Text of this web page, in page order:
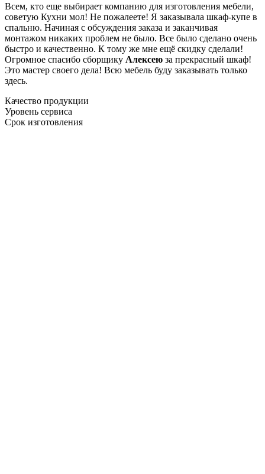
Всем, кто еще выбирает компанию для изготовления мебели,
советую Кухни мол! Не пожалеете! Я заказывала шкаф-купе в
спальню. Начиная с обсуждения заказа и заканчивая
монтажом никаких проблем не было. Все было сделано очень
быстро и качественно. К тому же мне ещё скидку сделали!
Огромное спасибо сборщику Алексею за прекрасный шкаф!
Это мастер своего дела! Всю мебель буду заказывать только
здесь.
Качество продукции
Уровень сервиса
Срок изготовления